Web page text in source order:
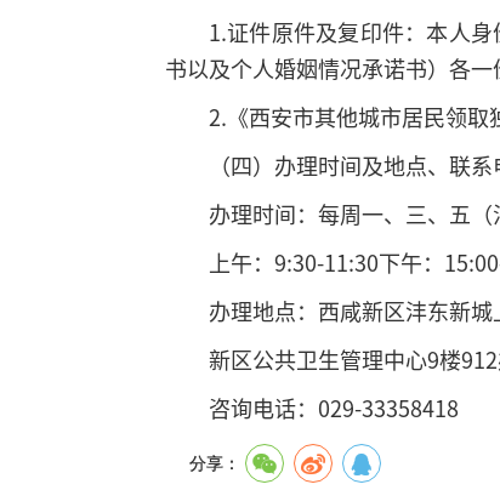
1.证件原件及复印件：本人
书以及个人婚姻情况承诺书）各一
2.《西安市其他城市居民领取
（四）办理时间及地点、联
办理时间：每周一、三、五（
上午：9:30-11:30下午：
办理地点：西咸新区沣东新
新区公共卫生管理中心9楼
咨询电话：029-33358418
分享：